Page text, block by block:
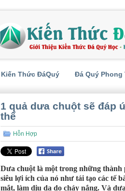
Kiến Thức ĐáQuý Đá Quý Phong
1 quả dưa chuột sẽ đáp
thể
Hỗn Hợp
Dưa chuột là một trong những thành
siêu lợi ích của nó như tái tạo các tế
mắt, làm dịu da do cháy nắng. Và